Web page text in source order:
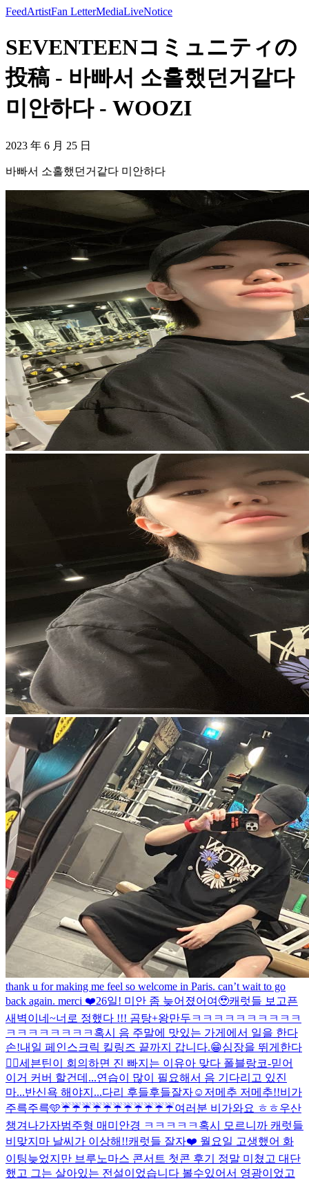
FeedArtistFan LetterMediaLiveNotice
SEVENTEENコミュニティの
投稿 - 바빠서 소홀했던거같다
미안하다 - WOOZI
2023 年 6 月 25 日
바빠서 소홀했던거같다 미안하다
thank u for making me feel so welcome in Paris. can’t wait to go
back again. merci ❤️26일! 미안 좀 늦어졌어여🥹캐럿들 보고픈
새벽이네~너로 정했다 !!! 곰탕+왕만두 ㅋㅋㅋㅋㅋㅋㅋㅋㅋㅋ
ㅋㅋㅋㅋㅋㅋㅋㅋ 혹시 음 주말에 맛있는 가게에서 일을 한다
손!내일 페인스크릭 킬링즈 끝까지 갑니다.😁심장을 뛰게한다
❤️‍🔥세븐틴이 회의하면 진 빠지는 이유아 맞다 폴블랑코-믿어
이거 커버 할건데...연습이 많이 필요해서 음 기다리고 있진
마...반신욕 해야지...다리 후들후들잘자☺️ 저메추 저메추!!비가
주륵주륵🩵☔️☔️☔️☔️☔️☔️☔️☔️☔️☔️☔️여러분 비가와요 ㅎㅎ우산
챙겨나가자범주형 매미안경 ㅋㅋㅋㅋㅋ 혹시 모르니까 캐럿들
비맞지마 날씨가 이상해!!캐럿들 잘자❤️ 월요일 고생했어 화
이팅늦었지만 브루노마스 콘서트 첫콘 후기 정말 미쳤고 대단
했고 그는 살아있는 전설이었습니다 볼수있어서 영광이었고